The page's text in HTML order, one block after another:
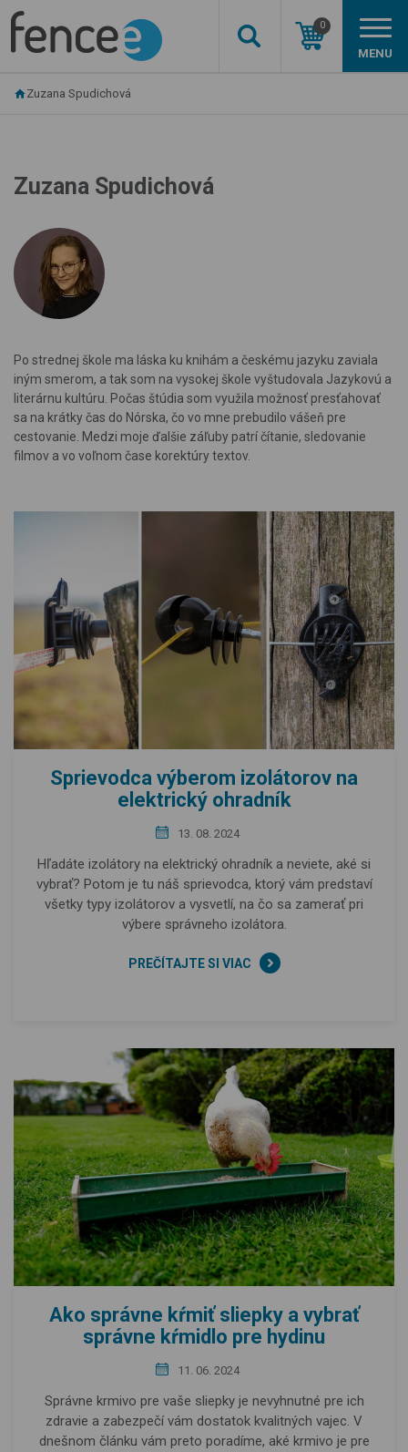
0
MENU
Zuzana Spudichová
Zuzana Spudichová
Po strednej škole ma láska ku knihám a českému jazyku zaviala
iným smerom, a tak som na vysokej škole vyštudovala Jazykovú a
literárnu kultúru. Počas štúdia som využila možnosť presťahovať
sa na krátky čas do Nórska, čo vo mne prebudilo vášeň pre
cestovanie. Medzi moje ďalšie záľuby patrí čítanie, sledovanie
filmov a vo voľnom čase korektúry textov.
Sprievodca výberom izolátorov na
elektrický ohradník
13. 08. 2024
Hľadáte izolátory na elektrický ohradník a neviete, aké si
vybrať? Potom je tu náš sprievodca, ktorý vám predstaví
všetky typy izolátorov a vysvetlí, na čo sa zamerať pri
výbere správneho izolátora.
PREČÍTAJTE SI VIAC
Ako správne kŕmiť sliepky a vybrať
správne kŕmidlo pre hydinu
11. 06. 2024
Správne krmivo pre vaše sliepky je nevyhnutné pre ich
zdravie a zabezpečí vám dostatok kvalitných vajec. V
dnešnom článku vám preto poradíme, aké krmivo je pre